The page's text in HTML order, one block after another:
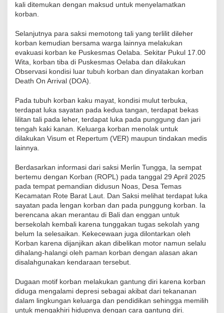
kali ditemukan dengan maksud untuk menyelamatkan
korban.
Selanjutnya para saksi memotong tali yang terlilit dileher
korban kemudian bersama warga lainnya melakukan
evakuasi korban ke Puskesmas Oelaba. Sekitar Pukul 17.00
Wita, korban tiba di Puskesmas Oelaba dan dilakukan
Observasi kondisi luar tubuh korban dan dinyatakan korban
Death On Arrival (DOA).
Pada tubuh korban kaku mayat, kondisi mulut terbuka,
terdapat luka sayatan pada kedua tangan, terdapat bekas
lilitan tali pada leher, terdapat luka pada punggung dan jari
tengah kaki kanan. Keluarga korban menolak untuk
dilakukan Visum et Repertum (VER) maupun tindakan medis
lainnya.
Berdasarkan informasi dari saksi Merlin Tungga, Ia sempat
bertemu dengan Korban (ROPL) pada tanggal 29 April 2025
pada tempat pemandian didusun Noas, Desa Temas
Kecamatan Rote Barat Laut. Dan Saksi melihat terdapat luka
sayatan pada lengan korban dan pada punggung korban. Ia
berencana akan merantau di Bali dan enggan untuk
bersekolah kembali karena tunggakan tugas sekolah yang
belum Ia selesaikan. Kekecewaan juga dilontarkan oleh
Korban karena dijanjikan akan dibelikan motor namun selalu
dihalang-halangi oleh paman korban dengan alasan akan
disalahgunakan kendaraan tersebut.
Dugaan motif korban melakukan gantung diri karena korban
diduga mengalami depresi sebagai akibat dari tekananan
dalam lingkungan keluarga dan pendidikan sehingga memilih
untuk mengakhiri hidupnya dengan cara gantung diri.